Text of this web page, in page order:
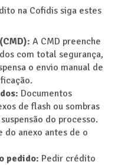
na Cofidis siga estes
A CMD preenche
com total segurança,
o envio manual de
Documentos
de flash ou sombras
do processo.
do anexo antes de o
pedido: Pedir crédito